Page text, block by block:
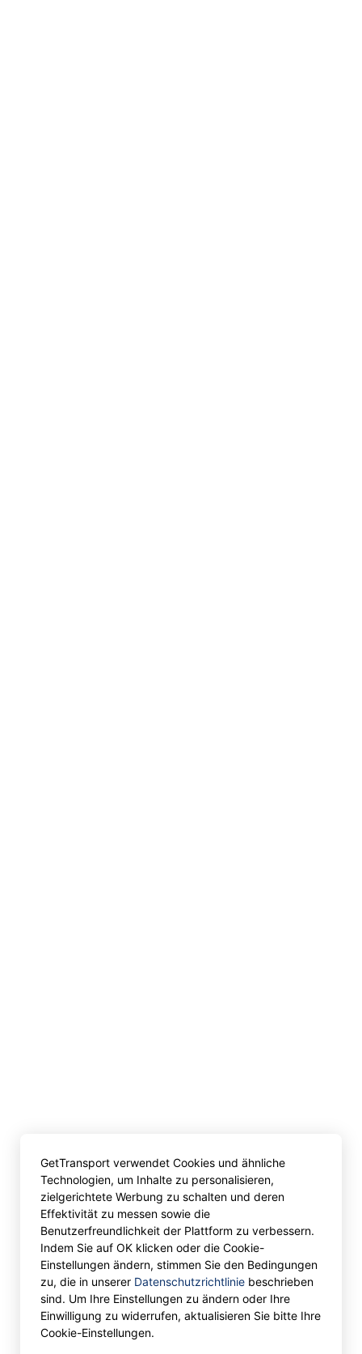
GetTransport verwendet Cookies und ähnliche
Technologien, um Inhalte zu personalisieren,
zielgerichtete Werbung zu schalten und deren
Effektivität zu messen sowie die
Benutzerfreundlichkeit der Plattform zu verbessern.
Indem Sie auf OK klicken oder die Cookie-
Einstellungen ändern, stimmen Sie den Bedingungen
zu, die in unserer Datenschutzrichtlinie beschrieben
sind. Um Ihre Einstellungen zu ändern oder Ihre
Einwilligung zu widerrufen, aktualisieren Sie bitte Ihre
Cookie-Einstellungen.